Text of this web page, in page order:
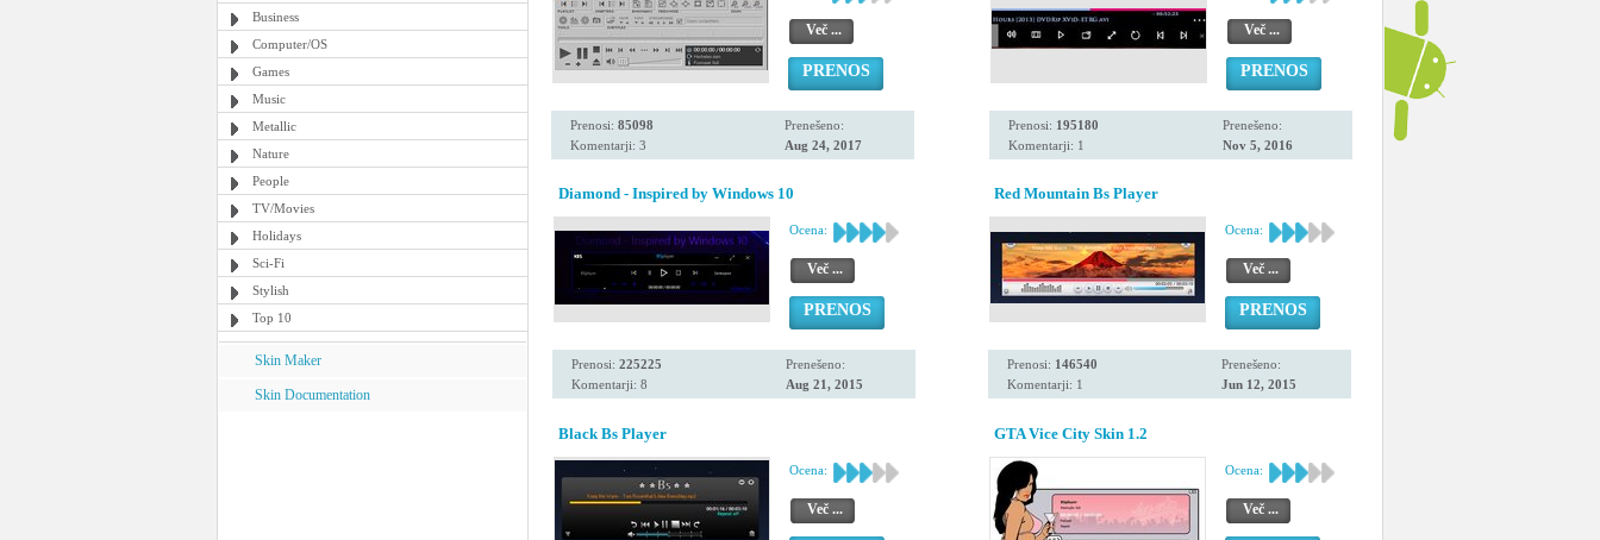
Business
Computer/OS
Games
Music
Metallic
Nature
People
TV/Movies
Holidays
Sci-Fi
Stylish
Top 10
Skin Maker
Skin Documentation
Več ...
PRENOS
Prenosi: 85098
Komentarji: 3
Prenešeno:
Aug 24, 2017
Več ...
PRENOS
Prenosi: 195180
Komentarji: 1
Prenešeno:
Nov 5, 2016
Diamond - Inspired by Windows 10
Ocena:
Več ...
PRENOS
Prenosi: 225225
Komentarji: 8
Prenešeno:
Aug 21, 2015
Red Mountain Bs Player
Ocena:
Več ...
PRENOS
Prenosi: 146540
Komentarji: 1
Prenešeno:
Jun 12, 2015
Black Bs Player
Ocena:
Več ...
GTA Vice City Skin 1.2
Ocena:
Več ...